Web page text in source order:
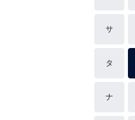
サ
タ
ナ